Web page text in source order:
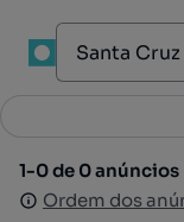
1-0 de 0 anúncios
Ordem dos
1-0 de 0 anúncios
Ordem dos